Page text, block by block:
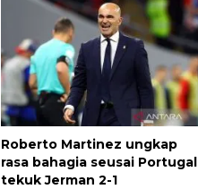
Roberto Martinez ungkap
rasa bahagia seusai Portugal
tekuk Jerman 2-1